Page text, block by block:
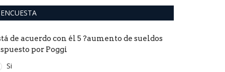
ENCUESTA
de acuerdo con él 5 ?aumento de sueldos
por Poggi
Si